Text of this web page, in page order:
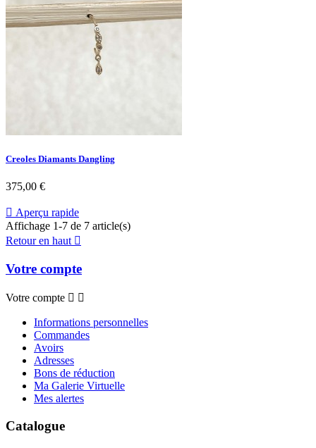
Creoles Diamants Dangling
Prix
375,00 €
 Aperçu rapide
Affichage 1-7 de 7 article(s)
Retour en haut 
Votre compte
Votre compte  
Informations personnelles
Commandes
Avoirs
Adresses
Bons de réduction
Ma Galerie Virtuelle
Mes alertes
Catalogue